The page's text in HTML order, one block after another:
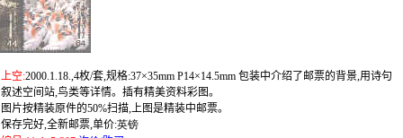
上空:2000.1.18.,4枚/套,规格:37×35mm P14×14.5mm 包装中介绍了邮票的背景,用诗句
叙述空间站,鸟类等详情。插有精美资料彩图。
图片按精装原件的50%扫描,上图是精装中邮票。
保存完好,全新邮票,单价:英镑